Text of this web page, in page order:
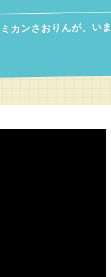
カンさおりんが、いま